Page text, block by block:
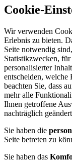
Cookie-
Wir verwenden
Erlebnis zu bieten.
Seite notwendig
Statistikzwecken,
personalisierter
entscheiden, welche
beachten Sie, dass
mehr alle
Ihnen getroffene
nachträglich
Sie haben die
Seite betreten zu
Sie haben das